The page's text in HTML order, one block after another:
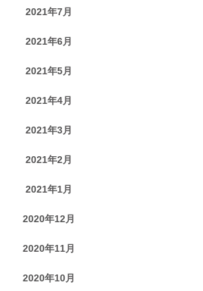
2021年7月
2021年6月
2021年5月
2021年4月
2021年3月
2021年2月
2021年1月
2020年12月
2020年11月
2020年10月